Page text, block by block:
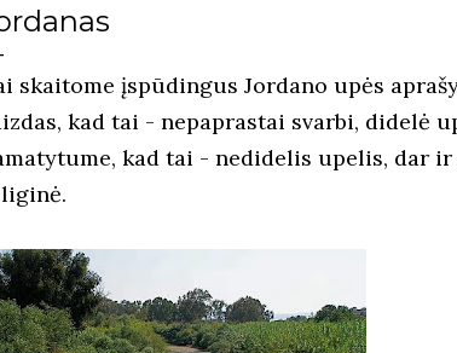
skaitome įspūdingus Jordano upės
kad tai - nepaprastai svarbi, didelė
kad tai - nedidelis upelis, dar